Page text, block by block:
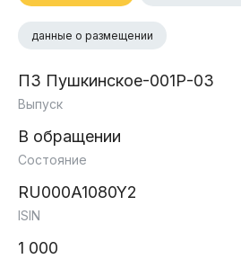
данные о размещении
ПЗ Пушкинское-001Р-03
Выпуск
В обращении
Состояние
RU000A1080Y2
ISIN
1 000